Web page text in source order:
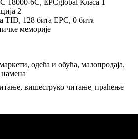
18000-6C, EPCglobal Класа 1
2
TID, 128 бита EPC, 0 бита
меморије
одећа и обућа, малопродаја,
вишеструко читање, праћење